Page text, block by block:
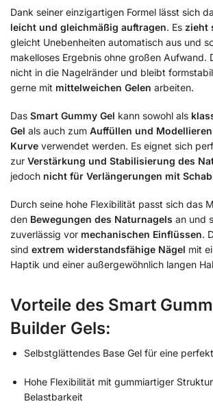
Dank seiner einzigartigen Formel lässt sich
leicht und gleichmäßig auftragen. Es zieht
gleicht Unebenheiten automatisch aus und
makelloses Ergebnis ohne großen Aufwand.
nicht in die Nagelränder und bleibt
gerne mit mittelweichen Gelen arbeiten.
Das Smart Gummy Gel kann sowohl als
Gel als auch zum Auffüllen und
Kurve verwendet werden. Es eignet sich
zur Verstärkung und Stabilisierung des
jedoch nicht für Verlängerungen mit
Durch seine hohe Flexibilität passt sich das
den Bewegungen des Naturnagels an und
zuverlässig vor mechanischen Einflüssen.
sind extrem widerstandsfähige Nägel mit
Haptik und einer außergewöhnlich langen
Vorteile des Smart
Builder Gels:
Selbstglättendes Base Gel für eine
Hohe Flexibilität mit gummiartiger
Belastbarkeit